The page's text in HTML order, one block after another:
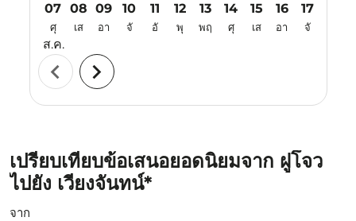
07
ศุ
ส.ค.
08
เส
09
อา
10
จั
11
อั
12
พุ
13
พฤ
14
ศุ
15
เส
16
อา
17
จั
chevron_left chevron_right
เปรียบเทียบข้อเสนอยอดนิยมจาก ฝูโจว
ไปยัง เวียงจันทน์*
จาก